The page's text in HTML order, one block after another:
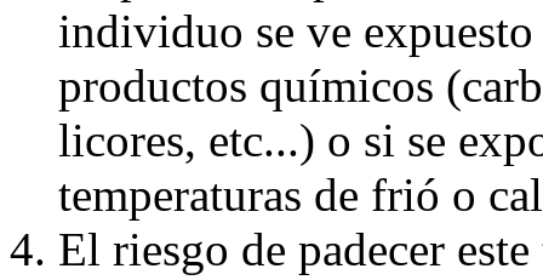
individuo se ve
productos químicos
licores, etc...) o si se
temperaturas de frió o
El riesgo de padecer